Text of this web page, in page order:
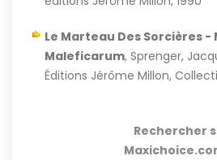
Le Marteau Des Sorcières -
Maleficarum, Sprenger,
Éditions Jérôme Millon,
Rechercher